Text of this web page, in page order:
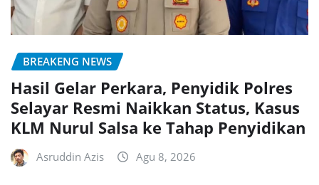
BREAKENG NEWS
Hasil Gelar Perkara, Penyidik Polres
Selayar Resmi Naikkan Status, Kasus
KLM Nurul Salsa ke Tahap Penyidikan
Asruddin Azis Agu 8, 2026